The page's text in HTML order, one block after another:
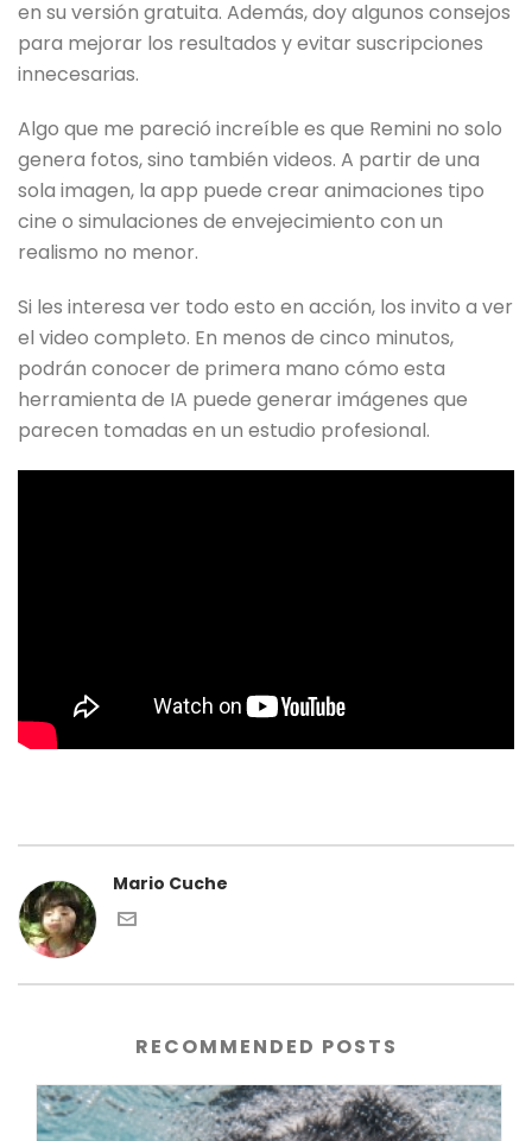
en su versión gratuita. Además, doy algunos consejos
para mejorar los resultados y evitar suscripciones
innecesarias.
Algo que me pareció increíble es que Remini no solo
genera fotos, sino también videos. A partir de una
sola imagen, la app puede crear animaciones tipo
cine o simulaciones de envejecimiento con un
realismo no menor.
Si les interesa ver todo esto en acción, los invito a ver
el video completo. En menos de cinco minutos,
podrán conocer de primera mano cómo esta
herramienta de IA puede generar imágenes que
parecen tomadas en un estudio profesional.
Mario Cuche
RECOMMENDED POSTS